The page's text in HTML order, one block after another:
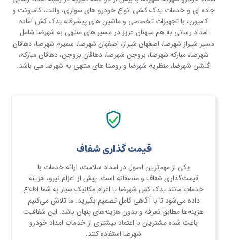
جاده ای و خدمات یدک کشی انواع خودرو های سواری، وانت، کامیونت و
کامیون، با تجهیزات تخصصی و ماشین های پیشرفته یدک کش آماده
امداد رسانی به هم میهنان عزیز در مسیر های منتهی به شهرضا شامل
مسیر شیراز شهرضا، اصفهان شیراز، اصفهان شهرضا، سمیرم شهرضا، دهاقان
شهرضا، مبارکه شهرضا، بروجن شهرضا، دهاقان بروجن، دهاقان مبارکه،
گلشن شهرضا، منظریه شهرضا و روستا های منتهی به شهرضا می باشد.
قیمت گذاری شفاف
یکی از مهم‌ترین اصول در امداد سلامت، ارائه خدمات با
قیمت‌گذاری شفاف و منصفانه است. پیش از اعزام نیرو، هزینه
خدمات مانند یدک کش شهرضا یا اعزام مکانیک سیار به شما اطلاع
داده می‌شود تا با آگاهی کامل تصمیم بگیرید. ما تلاش می‌کنیم
هزینه‌ها مطابق تعرفه و بدون هزینه‌های پنهان باشد. این شفافیت
باعث شده مشتریان با اعتماد بیشتری از خدمات امداد خودرو
شهرضا استفاده کنند.